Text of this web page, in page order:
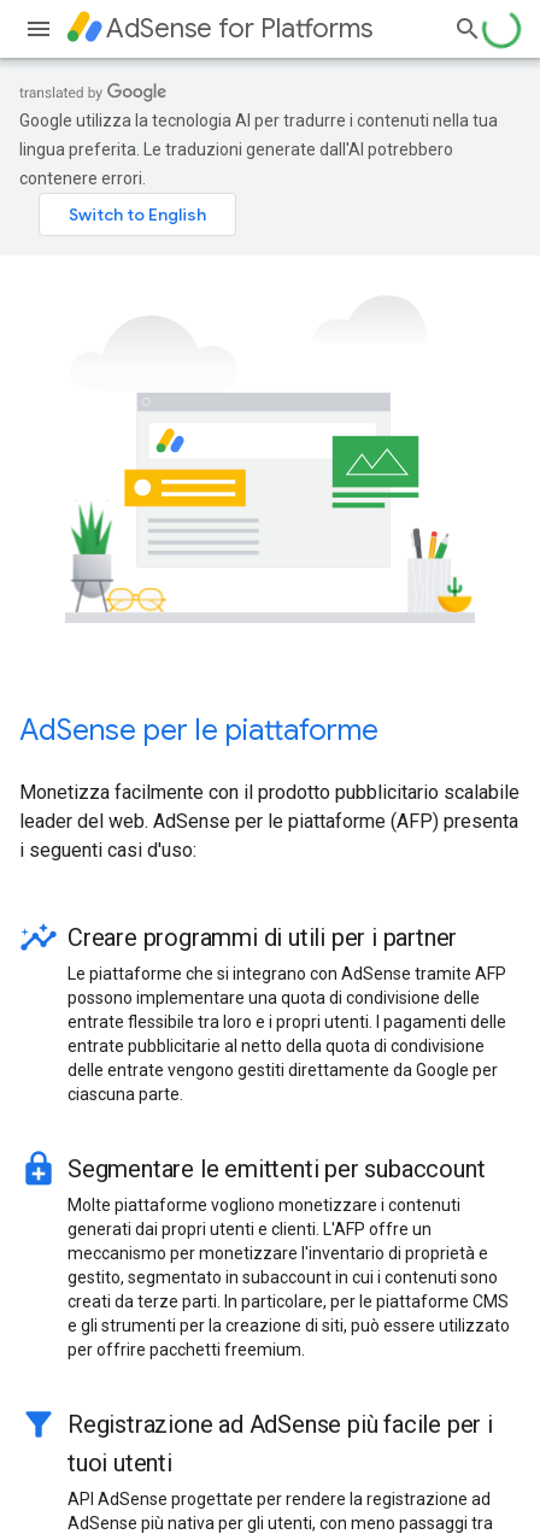
AdSense for Platforms
Google utilizza la tecnologia AI per tradurre i contenuti nella tua
lingua preferita. Le traduzioni generate dall'AI potrebbero
contenere errori.
AdSense per le piattaforme
Monetizza facilmente con il prodotto pubblicitario scalabile
leader del web. AdSense per le piattaforme (AFP) presenta
i seguenti casi d'uso:
insights Creare programmi di utili per i partner
Le piattaforme che si integrano con AdSense tramite AFP
possono implementare una quota di condivisione delle
entrate flessibile tra loro e i propri utenti. I pagamenti delle
entrate pubblicitarie al netto della quota di condivisione
delle entrate vengono gestiti direttamente da Google per
ciascuna parte.
enhanced_encryption Segmentare le emittenti per subaccount
Molte piattaforme vogliono monetizzare i contenuti
generati dai propri utenti e clienti. L'AFP offre un
meccanismo per monetizzare l'inventario di proprietà e
gestito, segmentato in subaccount in cui i contenuti sono
creati da terze parti. In particolare, per le piattaforme CMS
e gli strumenti per la creazione di siti, può essere utilizzato
per offrire pacchetti freemium.
filter_alt
Registrazione ad AdSense più facile per i
tuoi utenti
API AdSense progettate per rendere la registrazione ad
AdSense più nativa per gli utenti, con meno passaggi tra